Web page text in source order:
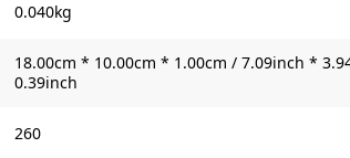
0.040kg
18.00cm * 10.00cm * 1.00cm / 7.09inch *
0.39inch
260